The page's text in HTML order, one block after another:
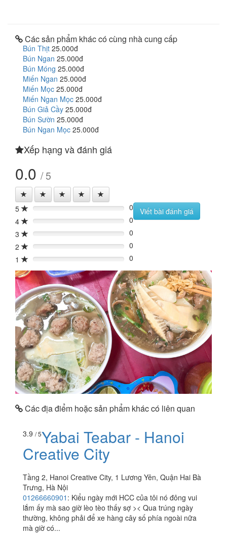
Các sản phẩm khác có cùng nhà cung cấp
Bún Thịt 25.000đ
Bún Ngan 25.000đ
Bún Móng 25.000đ
Miến Ngan 25.000đ
Miến Mọc 25.000đ
Miến Ngan Mọc 25.000đ
Bún Giả Cầy 25.000đ
Bún Sườn 25.000đ
Bún Ngan Mọc 25.000đ
Xếp hạng và đánh giá
0.0 / 5
5 0%
0
4
0%
0
3
0%
0
2
0%
0
1
0% 0
Viết bài đánh giá
Các địa điểm hoặc sản phẩm khác có liên quan
3.9 / 5Yabai Teabar - Hanoi
Creative City
Tầng 2, Hanoi Creative City, 1 Lương Yên, Quận Hai Bà
Trưng, Hà Nội
01266660901 : Kiểu ngày mới HCC của tôi nó đông vui
lắm ấy mà sao giờ lèo tèo thấy sợ >< Qua trúng ngày
thường, không phải để xe hàng cây số phía ngoài nữa
mà giờ có...